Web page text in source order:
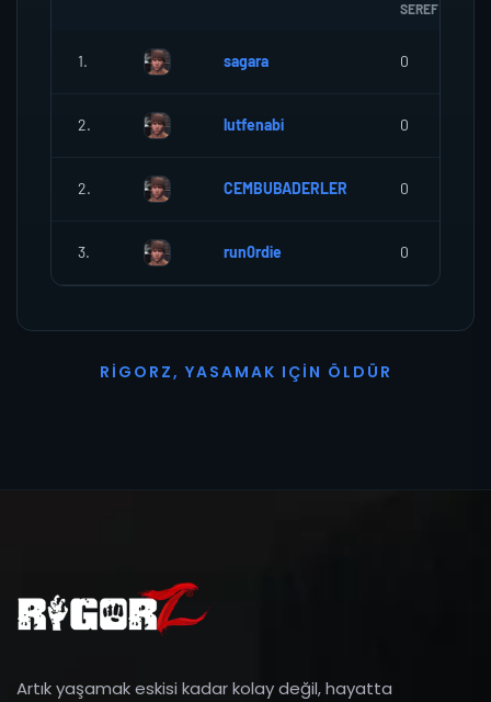
SEREF
1. sagara 0
2. lutfenabi 0
2. CEMBUBADERLER 0
3. run0rdie 0
R I G O R Z, YASAMAK I ÇI N Ö L D Ü R
Artık yaşamak eskisi kadar kolay değil, hayatta